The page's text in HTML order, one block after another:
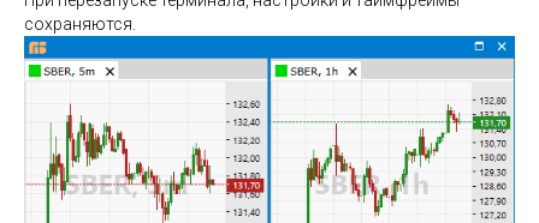
сохраняются.